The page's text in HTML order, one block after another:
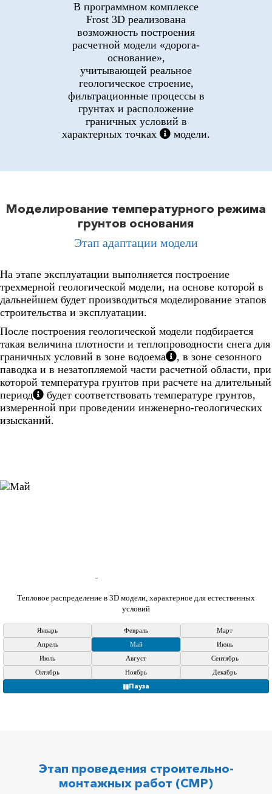
В программном комплексе
Frost 3D реализована
возможность построения
расчетной модели «дорога-
основание»,
учитывающей реальное
геологическое строение,
фильтрационные процессы в
грунтах и расположение
граничных условий в
характерных точках
модели.
Моделирование температурного режима
грунтов основания
Этап адаптации модели
На этапе эксплуатации выполняется построение
трехмерной геологической модели, на основе которой в
дальнейшем будет производиться моделирование этапов
строительства и эксплуатации.
После построения геологической модели подбирается
такая величина плотности и теплопроводности снега для
граничных условий в зоне водоема
, в зоне сезонного
паводка и в незатопляемой части расчетной области, при
которой температура грунтов при расчете на длительный
период
будет соответствовать температуре грунтов,
измеренной при проведении инженерно-геологических
изысканий.
Тепловое распределение в 3D модели, характерное для естественных
условий
Январь Февраль
Март
Апрель
Май
Июнь
Июль
Август
Сентябрь
Октябрь
Ноябрь Декабрь
Пауза
Этап проведения строительно-
монтажных работ (СМР)